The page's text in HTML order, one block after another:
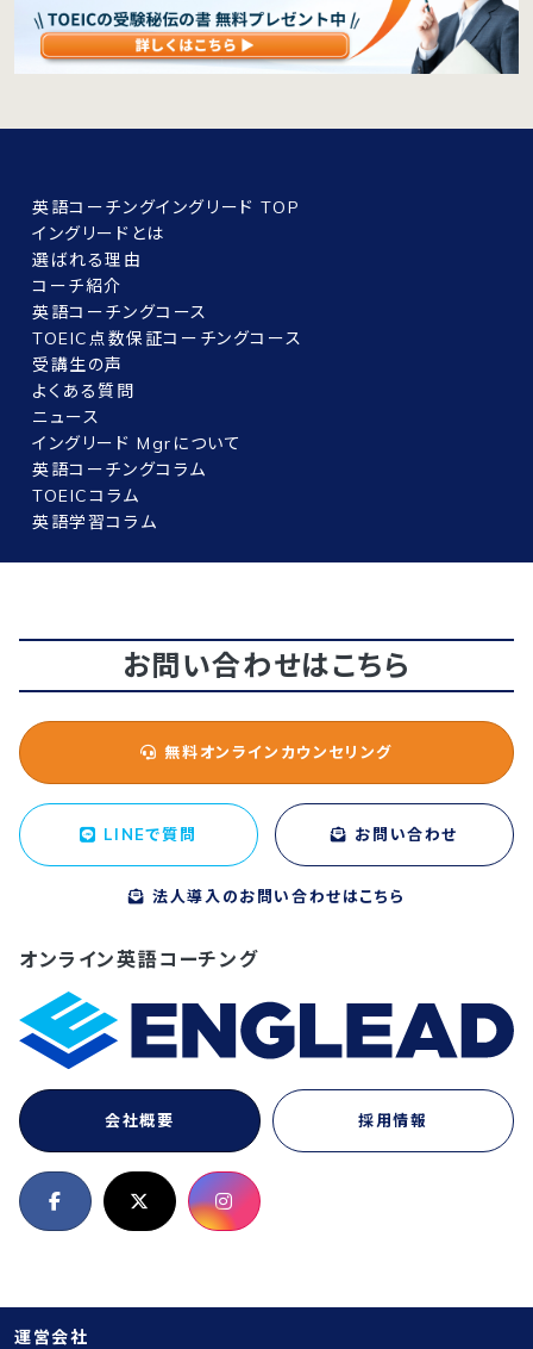
英語コーチングイングリード TOP
イングリードとは
選ばれる理由
コーチ紹介
英語コーチングコース
TOEIC点数保証コーチングコース
受講生の声
よくある質問
ニュース
イングリード Mgrについて
英語コーチングコラム
TOEICコラム
英語学習コラム
お問い合わせはこちら
無料オンラインカウンセリング
LINEで質問 お問い合わせ
法人導入のお問い合わせはこちら
オンライン英語コーチング
会社概要 採用情報
運営会社